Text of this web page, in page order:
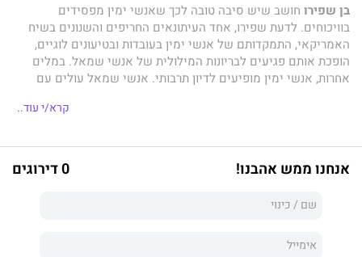
בן שפירו חושב שיש סיבה טובה לכך שאנשי ימין מפסידים
בוויכוחים. לדעת שפירו, אחד העיתונאים החריפים והשנונים בשיח
האמריקאי, התמקדותם של אנשי ימין בעובדות ובטיעונים לוגיים,
הופכת אותם פגיעים לבריונות המילולית של אנשי שמאל. במלים
אחרות, אנשי ימין מופיעים לדיון תרבותי. אנשי שמאל עולים עם
להנחיל לאנשי שמאל מפלה. בן שפירו פורש בתמציתיות את
ושיטתי, ואז מסביר כיצד אפשר להימנע מנפילה למלכודות האלה,
להיערך לקרב בדרך הנכונה — ולנצח.
קרא/י עוד..
אנחנו ממש אהבנו! 0 דירוגים